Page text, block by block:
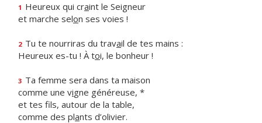
1 Heureux qui craint le Seigneur
et marche selon ses voies !
2 Tu te nourriras du travail de tes mains :
Heureux es-tu ! À toi, le bonheur !
3 Ta femme sera dans ta maison
comme une vigne généreuse, *
et tes fils, autour de la table,
comme des plants d’olivier.